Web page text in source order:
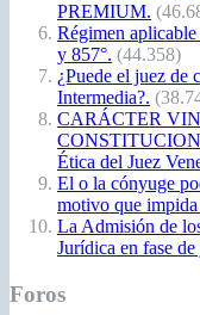
PREMIUM.
Régimen
y 857°. (44.358)
¿Puede el juez de
Intermedia?.
CARÁCTER
Ética del Juez
El o la cónyuge
motivo que
La Admisión de
Jurídica en fase
Foros